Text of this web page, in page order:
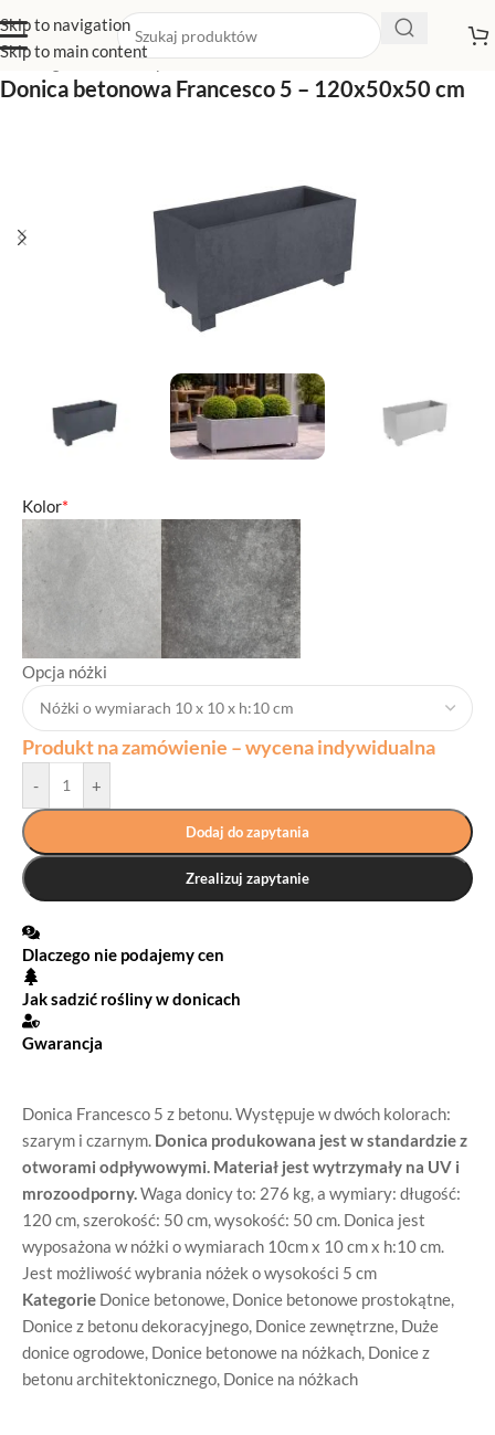
Skip to navigation
Skip to main content
Strona główna/Sklep z donicami/Donice na nóżkach
Donica betonowa Francesco 5 – 120x50x50 cm
Donica Francesco 5 z betonu. Występuje w dwóch kolorach:
szarym i czarnym. Donica produkowana jest w standardzie z
otworami odpływowymi. Materiał jest wytrzymały na UV i
mrozoodporny.Waga donicy to: 276 kg, a wymiary: długość:
120 cm, szerokość: 50 cm, wysokość: 50 cm. Donica jest
wyposażona w nóżki o wymiarach 10cm x 10 cm x h:10 cm.
Jest możliwość wybrania nóżek o wysokości 5 cm
Kategorie Donice betonowe, Donice betonowe prostokątne,
Donice z betonu dekoracyjnego, Donice zewnętrzne, Duże
donice ogrodowe, Donice betonowe na nóżkach, Donice z
betonu architektonicznego, Donice na nóżkach
*
Kolor
Opcja nóżki
Produkt na zamówienie – wycena indywidualna
- +
Dodaj do zapytania
Zrealizuj zapytanie
Dlaczego nie podajemy cen
Jak sadzić rośliny w donicach
Gwarancja